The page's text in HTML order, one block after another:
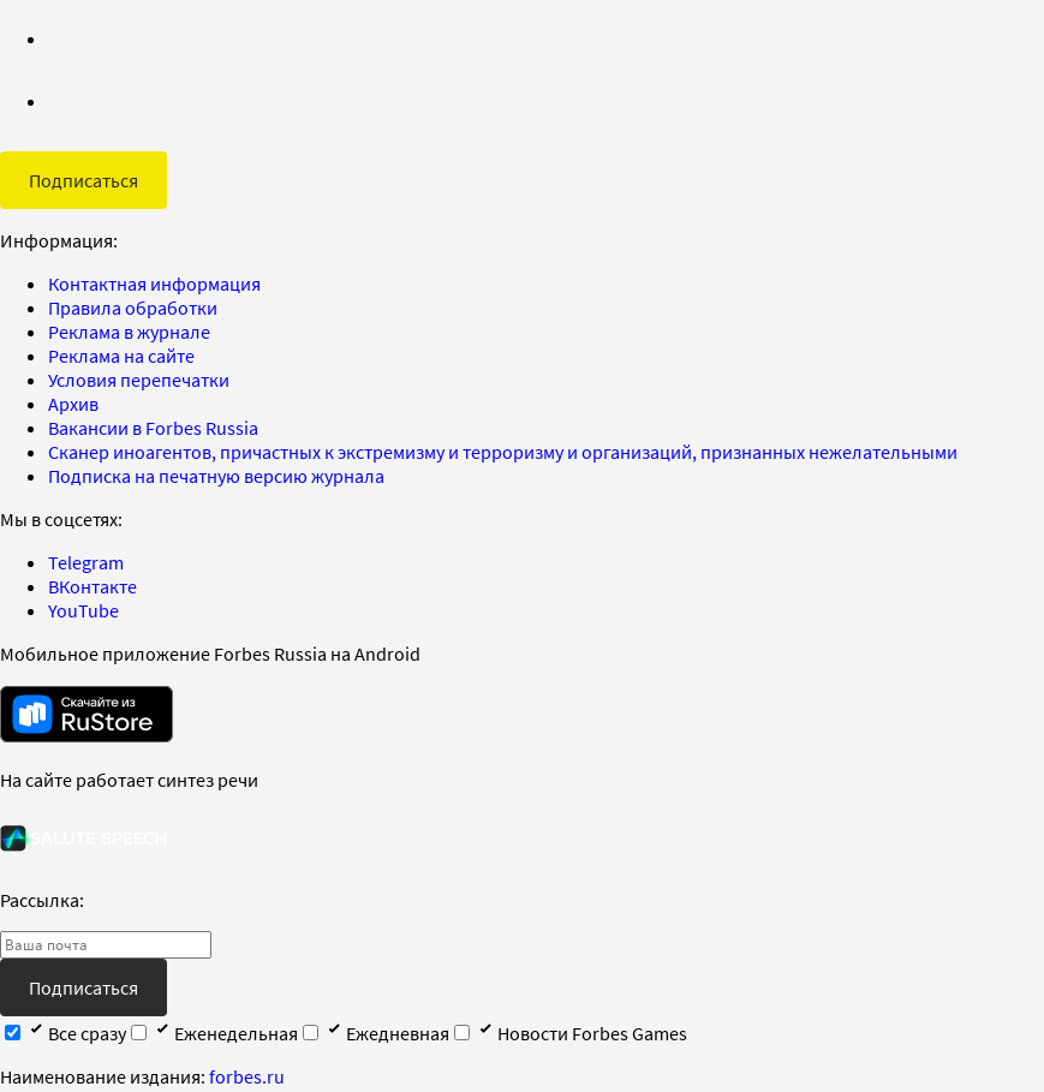
Подписаться
Информация:
Контактная информация
Правила обработки
Реклама в журнале
Реклама на сайте
Условия перепечатки
Архив
Вакансии в Forbes Russia
Сканер иноагентов, причастных к экстремизму и терроризму и организаций, признанных нежелательными
Подписка на печатную версию журнала
Мы в соцсетях:
Telegram
ВКонтакте
YouTube
Мобильное приложение Forbes Russia на Android
На сайте работает синтез речи
Рассылка:
Подписаться
Все сразу
Еженедельная Ежедневная
Новости Forbes Games
Наименование издания: forbes.ru